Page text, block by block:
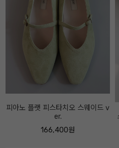
스터드 램스킨 플랫 - 엣지 쏘 나이
스!_